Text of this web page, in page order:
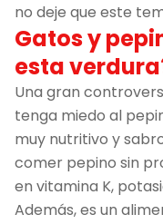
no deje que este
Gatos y
esta
Una gran
tenga miedo al
muy nutritivo y
comer pepino sin
en vitamina K,
Además, es un